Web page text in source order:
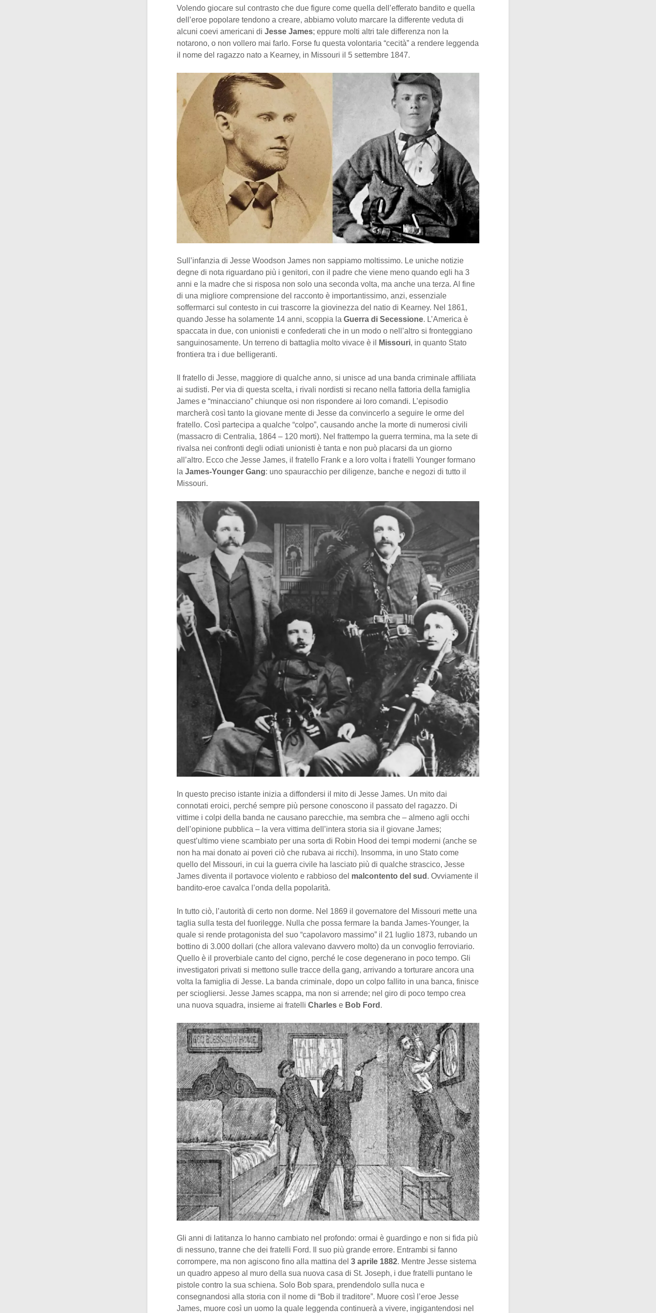
Volendo giocare sul contrasto che due figure come quella dell’efferato bandito e quella
dell’eroe popolare tendono a creare, abbiamo voluto marcare la differente veduta di
alcuni coevi americani di Jesse James; eppure molti altri tale differenza non la
notarono, o non vollero mai farlo. Forse fu questa volontaria “cecità” a rendere leggenda
il nome del ragazzo nato a Kearney, in Missouri il 5 settembre 1847.
Sull’infanzia di Jesse Woodson James non sappiamo moltissimo. Le uniche notizie
degne di nota riguardano più i genitori, con il padre che viene meno quando egli ha 3
anni e la madre che si risposa non solo una seconda volta, ma anche una terza. Al fine
di una migliore comprensione del racconto è importantissimo, anzi, essenziale
soffermarci sul contesto in cui trascorre la giovinezza del natio di Kearney. Nel 1861,
quando Jesse ha solamente 14 anni, scoppia la Guerra di Secessione. L’America è
spaccata in due, con unionisti e confederati che in un modo o nell’altro si fronteggiano
sanguinosamente. Un terreno di battaglia molto vivace è il
Missouri, in quanto Stato
frontiera tra i due belligeranti.
Il fratello di Jesse, maggiore di qualche anno, si unisce ad una banda criminale affiliata
ai sudisti. Per via di questa scelta, i rivali nordisti si recano nella fattoria della famiglia
James e “minacciano” chiunque osi non rispondere ai loro comandi. L’episodio
marcherà così tanto la giovane mente di Jesse da convincerlo a seguire le orme del
fratello. Così partecipa a qualche “colpo”, causando anche la morte di numerosi civili
(massacro di Centralia, 1864 – 120 morti). Nel frattempo la guerra termina, ma la sete di
rivalsa nei confronti degli odiati unionisti è tanta e non può placarsi da un giorno
all’altro. Ecco che Jesse James, il fratello Frank e a loro volta i fratelli Younger formano
la James-Younger Gang: uno spauracchio per diligenze, banche e negozi di tutto il
Missouri.
In questo preciso istante inizia a diffondersi il mito di Jesse James. Un mito dai
connotati eroici, perché sempre più persone conoscono il passato del ragazzo. Di
vittime i colpi della banda ne causano parecchie, ma sembra che – almeno agli occhi
dell’opinione pubblica – la vera vittima dell’intera storia sia il giovane James;
quest’ultimo viene scambiato per una sorta di Robin Hood dei tempi moderni (anche se
non ha mai donato ai poveri ciò che rubava ai ricchi). Insomma, in uno Stato come
quello del Missouri, in cui la guerra civile ha lasciato più di qualche strascico, Jesse
James diventa il portavoce violento e rabbioso del malcontento del sud . Ovviamente il
bandito-eroe cavalca l’onda della popolarità.
In tutto ciò, l’autorità di certo non dorme. Nel 1869 il governatore del Missouri mette una
taglia sulla testa del fuorilegge. Nulla che possa fermare la banda James-Younger, la
quale si rende protagonista del suo “capolavoro massimo” il 21 luglio 1873, rubando un
bottino di 3.000 dollari (che allora valevano davvero molto) da un convoglio ferroviario.
Quello è il proverbiale canto del cigno, perché le cose degenerano in poco tempo. Gli
investigatori privati si mettono sulle tracce della gang, arrivando a torturare ancora una
volta la famiglia di Jesse. La banda criminale, dopo un colpo fallito in una banca, finisce
per sciogliersi. Jesse James scappa, ma non si arrende; nel giro di poco tempo crea
una nuova squadra, insieme ai fratelli Charles e Bob Ford .
Gli anni di latitanza lo hanno cambiato nel profondo: ormai è guardingo e non si fida più
di nessuno, tranne che dei fratelli Ford. Il suo più grande errore. Entrambi si fanno
corrompere, ma non agiscono fino alla mattina del 3 aprile 1882. Mentre Jesse sistema
un quadro appeso al muro della sua nuova casa di St. Joseph, i due fratelli puntano le
pistole contro la sua schiena. Solo Bob spara, prendendolo sulla nuca e
consegnandosi alla storia con il nome di “Bob il traditore”. Muore così l’eroe Jesse
James, muore così un uomo la quale leggenda continuerà a vivere, ingigantendosi nel